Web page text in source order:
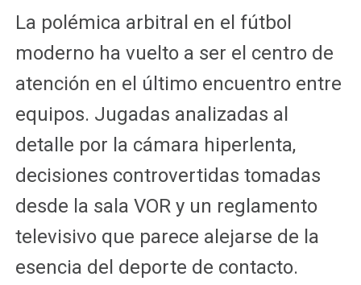
La polémica arbitral en el fútbol
moderno ha vuelto a ser el centro de
atención en el último encuentro entre
equipos. Jugadas analizadas al
detalle por la cámara hiperlenta,
decisiones controvertidas tomadas
desde la sala VOR y un reglamento
televisivo que parece alejarse de la
esencia del deporte de contacto.